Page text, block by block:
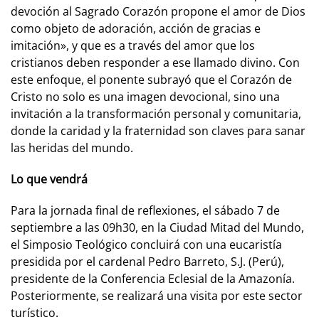
devoción al Sagrado Corazón propone el amor de Dios
como objeto de adoración, acción de gracias e
imitación», y que es a través del amor que los
cristianos deben responder a ese llamado divino. Con
este enfoque, el ponente subrayó que el Corazón de
Cristo no solo es una imagen devocional, sino una
invitación a la transformación personal y comunitaria,
donde la caridad y la fraternidad son claves para sanar
las heridas del mundo.
Lo que vendrá
Para la jornada final de reflexiones, el sábado 7 de
septiembre a las 09h30, en la Ciudad Mitad del Mundo,
el Simposio Teológico concluirá con una eucaristía
presidida por el cardenal Pedro Barreto, S.J. (Perú),
presidente de la Conferencia Eclesial de la Amazonía.
Posteriormente, se realizará una visita por este sector
turístico.